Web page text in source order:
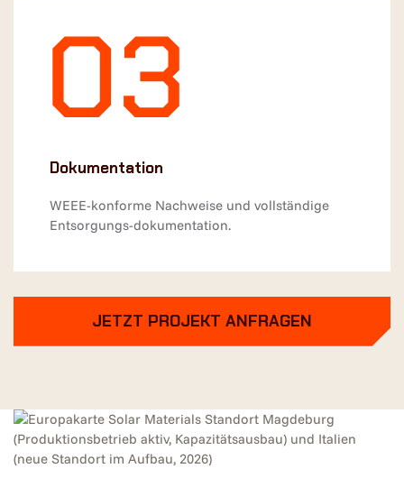
Dokumentation
WEEE-konforme Nachweise und vollständige
Entsorgungs-dokumentation.
JETZT PROJEKT ANFRAGEN